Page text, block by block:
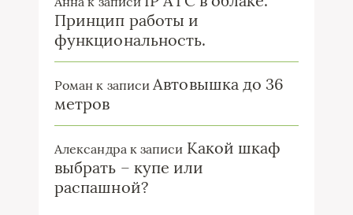
Принцип работы и
функциональность.
Роман к записи Автовышка до 36
метров
Александра к записи Какой шкаф
выбрать – купе или
распашной?